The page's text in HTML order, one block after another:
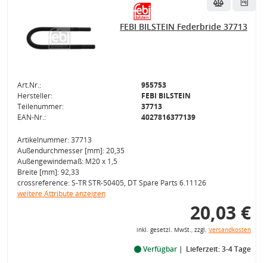
FEBI BILSTEIN Federbride 37713
Art.Nr.:
955753
Hersteller:
FEBI BILSTEIN
Teilenummer:
37713
EAN-Nr.:
4027816377139
Artikelnummer: 37713
Außendurchmesser [mm]: 20,35
Außengewindemaß: M20 x 1,5
Breite [mm]: 92,33
crossreference: S-TR STR-50405, DT Spare Parts 6.11126
weitere Attribute anzeigen
20,03 €
inkl. gesetzl. MwSt., zzgl. Versandkosten
Verfügbar Lieferzeit: 3-4 Tage